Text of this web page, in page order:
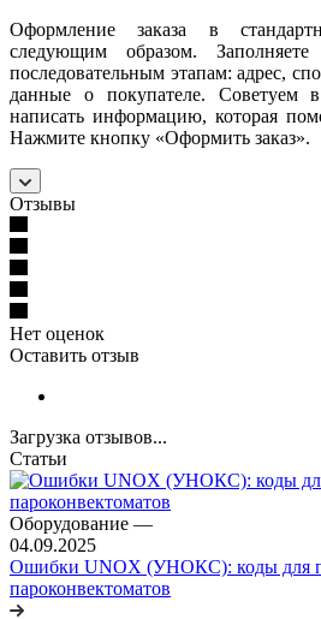
Оформление заказа в
следующим образом.
последовательным этапам: адрес,
данные о покупателе. Советуем
написать информацию, которая
Нажмите кнопку «Оформить заказ».
Отзывы
Нет оценок
Оставить отзыв
Загрузка отзывов...
Статьи
Оборудование —
04.09.2025
Ошибки UNOX (УНОКС): коды для
пароконвектоматов